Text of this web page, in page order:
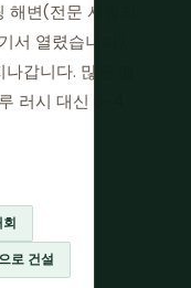
변(전문 서핑의
서 열렸습니다),
갑니다. 많은 멜
러시 대신 3~4
로 건설